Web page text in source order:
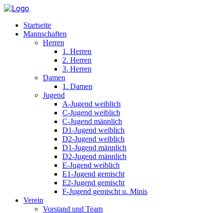
Startseite
Mannschaften
Herren
1. Herren
2. Herren
3. Herren
Damen
1. Damen
Jugend
A-Jugend weiblich
C-Jugend weiblich
C-Jugend männlich
D1-Jugend weiblich
D2-Jugend weiblich
D1-Jugend männlich
D2-Jugend männlich
E-Jugend weiblich
E1-Jugend gemischt
E2-Jugend gemischt
F-Jugend gemischt u. Minis
Verein
Vorstand und Team